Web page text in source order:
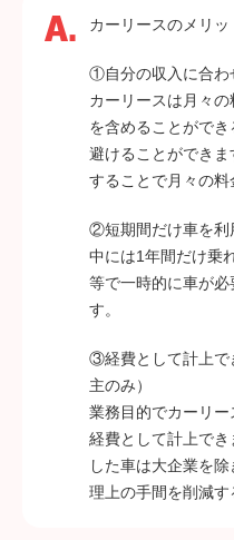
カーリースのメリッ
①自分の収入に合わ
カーリースは月々
を含めることがで
避けることができ
することで月々の料
②短期間だけ車を利
中には1年間だけ乗
等で一時的に車が
す。
③経費として計上で
主のみ）
業務目的でカーリ
経費として計上で
した車は大企業を
理上の手間を削減す